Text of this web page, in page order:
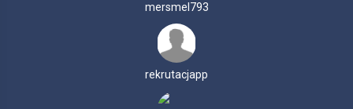
mersmel793
rekrutacjapp